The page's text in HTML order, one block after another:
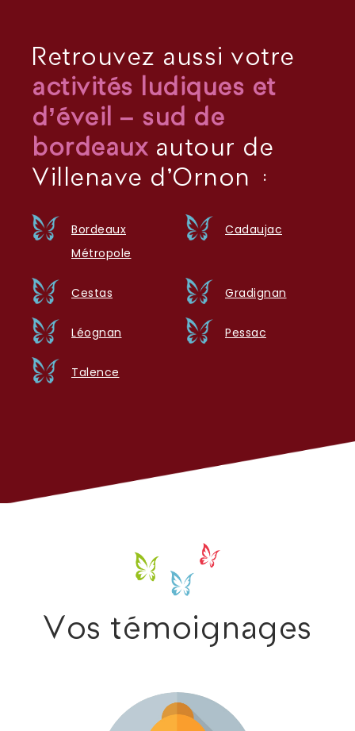
Retrouvez aussi votre
activités ludiques et
d’éveil – sud de
bordeauxautour de
Villenave d'Ornon :
Bordeaux
Métropole
Cadaujac
Cestas Gradignan
Léognan Pessac
Talence
Vos témoignages